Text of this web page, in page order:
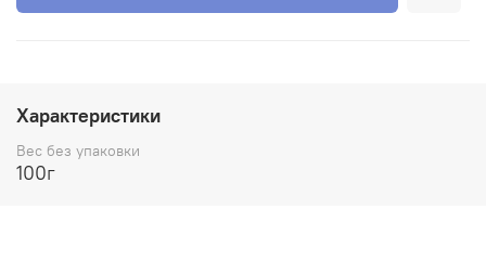
Характеристики
Вес без упаковки
100г